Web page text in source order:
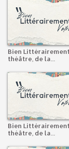
Bien
théâtre, de la...
Bien
théâtre, de la...